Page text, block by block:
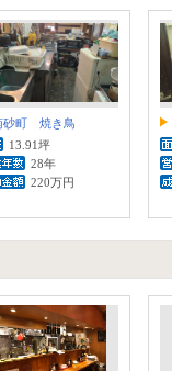
砂町 焼き鳥
13.91坪
28年
220万円